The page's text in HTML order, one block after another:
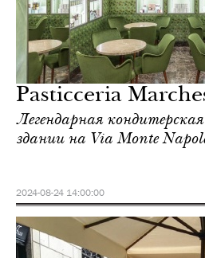
Pasticceria
Легендарная
здании на Via Monte
2024-08-24 14:00:00
жизнь